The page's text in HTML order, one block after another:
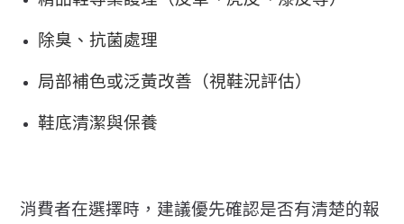
除臭、抗菌處理
局部補色或泛黃改善（視鞋況評估）
鞋底清潔與保養
消費者在選擇時，建議優先確認是否有清楚的報